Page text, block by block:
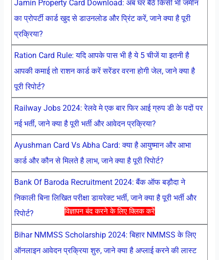
विज्ञापन बंद करने के लिए क्लिक करें
Jamin Property Card Download: अब घर बैठे किसी भी जमीन
का प्रोपर्टी कार्ड खुद से डाउनलोड और प्रिंट करें, जाने क्या है पूरी
प्रक्रिया?
Ration Card Rule: यदि आपके पास भी है ये 5 चीजें या इतनी है
आपकी कमाई तो राशन कार्ड करें सरेंडर वरना होगी जेल, जाने क्या है
पूरी रिपोर्ट?
Railway Jobs 2024: रेलवे मे एक बार फिर आई ग्रुप डी के पदों पर
नई भर्ती, जाने क्या है पूरी भर्ती और आवेदन प्रक्रिया?
Ayushman Card Vs Abha Card: क्या है आयुष्मान और आभा
कार्ड और कौन से मिलते है लाभ, जाने क्या है पूरी रिपोर्ट?
Bank Of Baroda Recruitment 2024: बैंक ऑफ बड़ौदा ने
निकाली बिना लिखित परीक्षा डायरेक्ट भर्ती, जाने क्या है पूरी भर्ती और
रिपोर्ट?
Bihar NMMSS Scholarship 2024: बिहार NMMSS के लिए
ऑनलाइन आवेदन प्रक्रिया शुरु, जाने क्या है अप्लाई करने की लास्ट